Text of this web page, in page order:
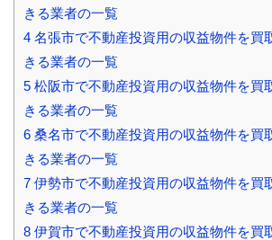
きる業者の一覧
4 名張市で不動産投資用の収益物件を買
きる業者の一覧
5 松阪市で不動産投資用の収益物件を買
きる業者の一覧
6 桑名市で不動産投資用の収益物件を買
きる業者の一覧
7 伊勢市で不動産投資用の収益物件を買
きる業者の一覧
8 伊賀市で不動産投資用の収益物件を買